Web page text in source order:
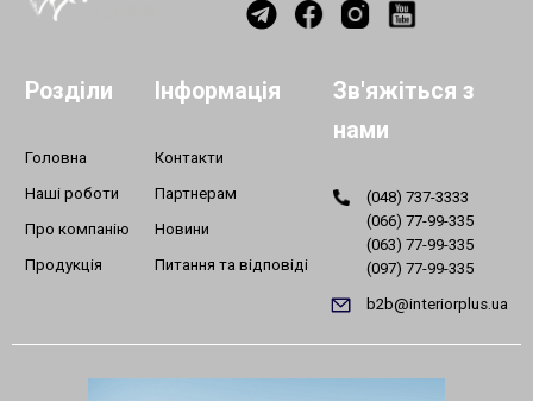
Розділи
Головна
Наші роботи
Про компанію
Продукція
Інформація
Контакти
Партнерам
Новини
Питання та відповіді
Зв'яжіться з
нами
(048) 737-3333
(066) 77-99-335
(063) 77-99-335
(097) 77-99-335
b2b@interiorplus.ua